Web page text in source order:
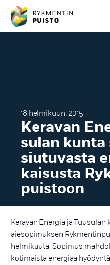
18 helmikuun, 2015
Ke­ra­van
su­lan
siu­tu­vas­ta
kai­sus­ta
puis­toon
Keravan Energia ja
aiesopimuksen
helmikuuta. Sopimus
kotimaista energiaa